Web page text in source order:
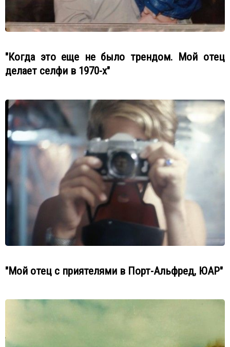
"Когда это еще не было трендом. Мой отец
делает селфи в 1970-х"
"Мой отец с приятелями в Порт-Альфред, ЮАР"